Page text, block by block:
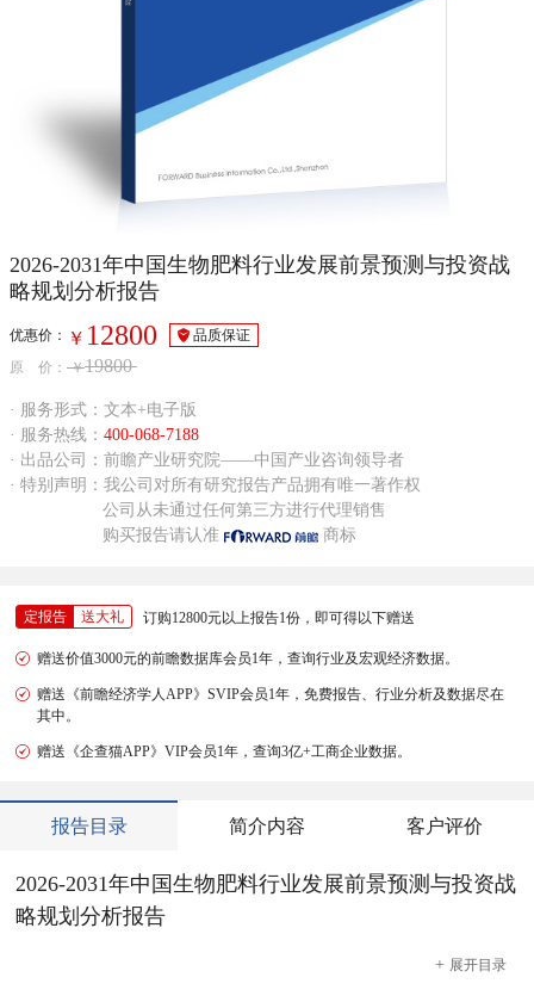
2026-2031年中国生物肥料行业发展前景预测与投资战
略规划分析报告
优惠价： ￥ 12800
品质保证
原 价： ￥19800
· 服务形式：文本+电子版
· 服务热线： 400-068-7188
· 出品公司：前瞻产业研究院——中国产业咨询领导者
· 特别声明：我公司对所有研究报告产品拥有唯一著作权
公司从未通过任何第三方进行代理销售
购买报告请认准
商标
定报告 送大礼 订购12800元以上报告1份，即可得以下赠送
赠送价值3000元的前瞻数据库会员1年，查询行业及宏观经济数据。
赠送《前瞻经济学人APP》SVIP会员1年，免费报告、行业分析及数据尽在
其中。
赠送《企查猫APP》VIP会员1年，查询3亿+工商企业数据。
报告目录 简介内容 客户评价
2026-2031年中国生物肥料行业发展前景预测与投资战
略规划分析报告
+ 展开目录